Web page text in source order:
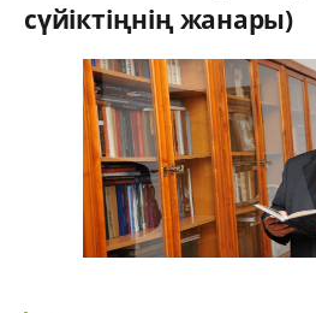
сүйіктіңнің жанары)